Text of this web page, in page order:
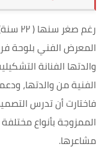
رغم
المعرض الفني بلوحة
والدتها الفنانة
الفنية من والدتها،
فاختارت أن تدرس
الممزوجة بأنواع
مشاعرها.